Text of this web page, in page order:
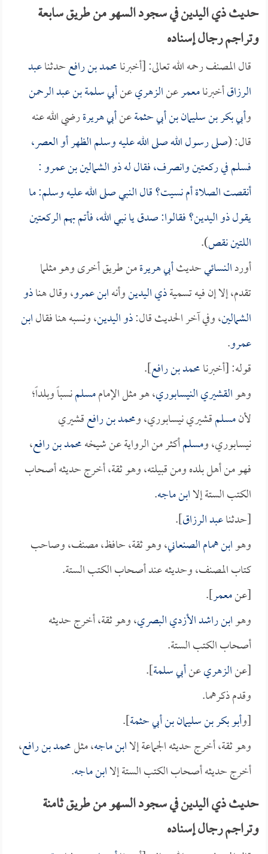
حديث ذي اليدين في سجود السهو من طريق سابعة
وتراجم رجال إسناده
قال المصنف رحمه الله تعالى: [أخبرنامحمد بن رافعحدثناعبد
الرزاقأخبرنامعمرعنالزهريعنأبي سلمة بن عبد الرحمن
وأبي بكر بن سليمان بن أبي حثمةعنأبي هريرةرضي الله عنه
قال: (صلى رسول الله صلى الله عليه وسلم الظهر أو العصر،
فسلم في ركعتين وانصرف، فقال لهذو الشمالين بن عمرو:
أنقصت الصلاة أم نسيت؟ قال النبي صلى الله عليه وسلم: ما
يقول ذو اليدين؟ فقالوا: صدق يا نبي الله، فأتم بهم الركعتين
اللتين نقص).
أوردالنسائيحديثأبي هريرةمن طريق أخرى وهو مثلما
تقدم، إلا إن فيه تسميةذي اليدينوأنهابن عمرو، وقال هناذو
الشمالين، وفي آخر الحديث قال:ذو اليدين، ونسبه هنا فقالابن
عمرو.
قوله: [أخبرنامحمد بن رافع].
وهوالقشيري النيسابوري، هو مثل الإماممسلمنسباً وبلداً؛
لأنمسلمقشيري نيسابوري، ومحمد بن رافعقشيري
نيسابوري، ومسلمأكثر من الرواية عن شيخهمحمد بن رافع،
فهو من أهل بلده ومن قبيلته، وهو ثقة، أخرج حديثه أصحاب
الكتب الستة إلاابن ماجه.
[حدثناعبد الرزاق].
وهوابن همام الصنعاني، وهو ثقة، حافظ، مصنف، وصاحب
كتاب المصنف، وحديثه عند أصحاب الكتب الستة.
[عنمعمر].
وهوابن راشد الأزدي البصري، وهو ثقة، أخرج حديثه
أصحاب الكتب الستة.
[عنالزهريعنأبي سلمة].
وقدم ذكرهما.
[وأبو بكر بن سليمان بن أبي حثمة].
وهو ثقة، أخرج حديثه الجماعة إلاابن ماجه، مثلمحمد بن رافع،
أخرج حديثه أصحاب الكتب الستة إلاابن ماجه.
حديث ذي اليدين في سجود السهو من طريق ثامنة
وتراجم رجال إسناده